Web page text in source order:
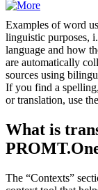
Examples of word
linguistic purposes,
language and how
are automatically
sources using
If you find a
or translation, use
What is
The “Contexts”